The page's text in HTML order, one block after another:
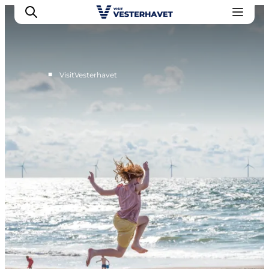
Oplevelser
Vores Byer
Mad & Overnatning
Køb billet
Planlæg din ferie
■ VisitVesterhavet